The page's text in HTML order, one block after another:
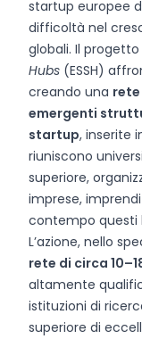
startup europee
difficoltà nel
globali. Il
Hubs (ESSH)
creando una
emergenti
startup, inserite
riuniscono
superiore,
imprese,
contempo questi
L’azione, nello
rete di circa
altamente
istituzioni di
superiore di